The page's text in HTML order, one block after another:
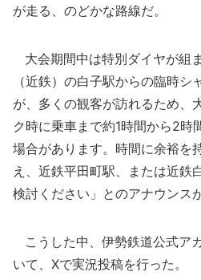
が走る、のどかな路線だ。
大会期間中は特別ダイヤが組
（近鉄）の白子駅からの臨時
が、多くの観客が訪れるため、
ク時に乗車まで約1時間から2時
場合があります。時間に余裕を
え、近鉄平田町駅、または近鉄
検討ください」とのアナウンス
こうした中、伊勢鉄道公式ア
いて、Xで実況投稿を行った。